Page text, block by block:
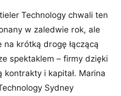
Technology chwali ten
w zaledwie rok, ale
krótką drogę łączącą
spektaklem – firmy dzięki
kontrakty i kapitał. Marina
Sydney